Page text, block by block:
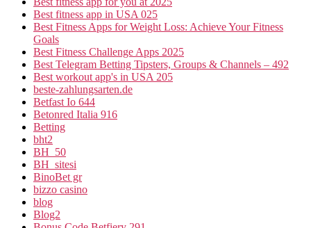
Best fitness app in USA 025
Best Fitness Apps for Weight Loss: Achieve Your Fitness
Goals
Best Fitness Challenge Apps 2025
Best Telegram Betting Tipsters, Groups & Channels – 492
Best workout app's in USA 205
beste-zahlungsarten.de
Betfast Io 644
Betonred Italia 916
Betting
bht2
BH_50
BH_sitesi
BinoBet gr
bizzo casino
blog
Blog2